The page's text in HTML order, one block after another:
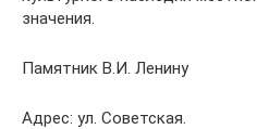
значения.
Памятник В.И. Ленину
Адрес: ул. Советская.